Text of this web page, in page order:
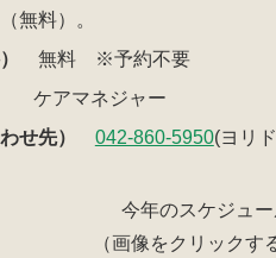
無料）。
無料 ※予約不要
ケアマネジャー
せ先）
042-860-5950(ヨリ
今年のスケジュー
（画像をクリックす